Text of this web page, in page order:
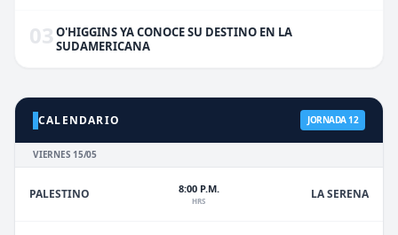
03 O'HIGGINS YA CONOCE SU DESTINO EN LA
SUDAMERICANA
CALENDARIO JORNADA 12
VIERNES 15/05
PALESTINO 8:00 P.M.
HRS LA SERENA